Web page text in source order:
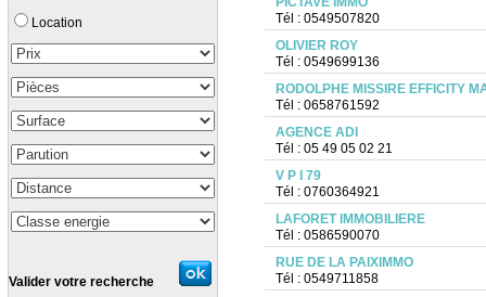
Location
Valider votre recherche
Tél : 0549507820
OLIVIER ROY
Tél : 0549699136
RODOLPHE MISSIRE EFFICITY
Tél : 0658761592
AGENCE ADI
Tél : 05 49 05 02 21
V P I 79
Tél : 0760364921
LAFORET IMMOBILIERE
Tél : 0586590070
RUE DE LA PAIXIMMO
Tél : 0549711858